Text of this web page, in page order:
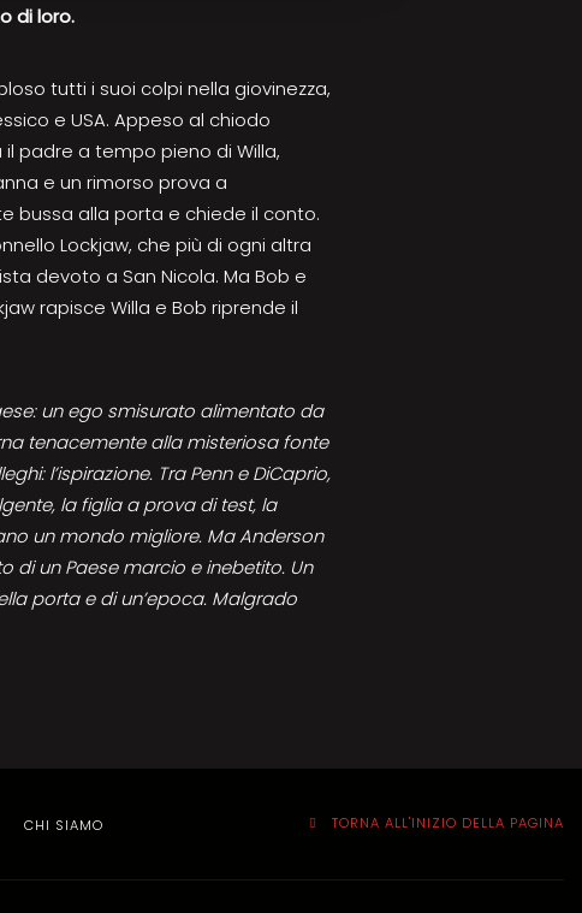
di loro.
tutti i suoi colpi nella giovinezza,
e USA. Appeso al chiodo
padre a tempo pieno di Willa,
e un rimorso prova a
bussa alla porta e chiede il conto.
Lockjaw, che più di ogni altra
devoto a San Nicola. Ma Bob e
rapisce Willa e Bob riprende il
un ego smisurato alimentato da
tenacemente alla misteriosa fonte
l’ispirazione. Tra Penn e DiCaprio,
la figlia a prova di test, la
un mondo migliore. Ma Anderson
di un Paese marcio e inebetito. Un
porta e di un’epoca. Malgrado
CHI SIAMO TORNA ALL'INIZIO DELLA PAGINA